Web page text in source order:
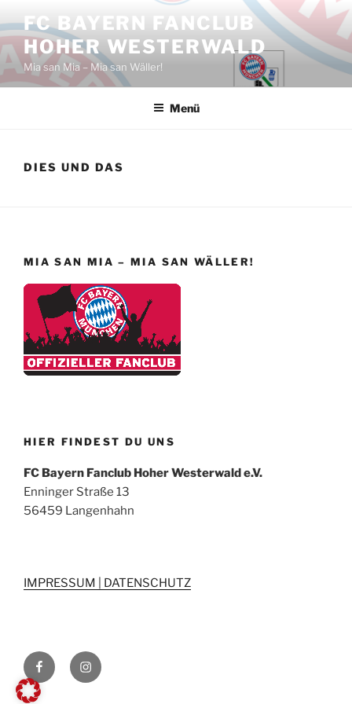
Inhalt
springen
FC BAYERN FANCLUB
HOHER WESTERWALD
Mia san Mia – Mia san Wäller!
Menü
DIES UND DAS
MIA SAN MIA – MIA SAN WÄLLER!
HIER FINDEST DU UNS
FC Bayern Fanclub Hoher Westerwald e.V.
Enninger Straße 13
56459 Langenhahn
IMPRESSUM | DATENSCHUTZ
Wir
auf
Facebook
Wir
auf